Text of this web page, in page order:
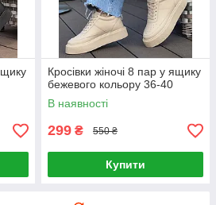
Кросівки жіночі 8 пар у ящику
бежевого кольору 36-40
В наявності
299 ₴ 550 ₴
Купити